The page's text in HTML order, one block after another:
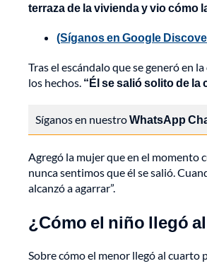
terraza de la vivienda y vio cómo
(Síganos en Google
Tras el escándalo que se generó en
los hechos. “Él se salió solito de
Síganos en nuestroWhatsApp
Agregó la mujer que en el momento
nunca sentimos que él se salió.
alcanzó a agarrar”.
¿Cómo el niño llegó
Sobre cómo el menor llegó al cuarto